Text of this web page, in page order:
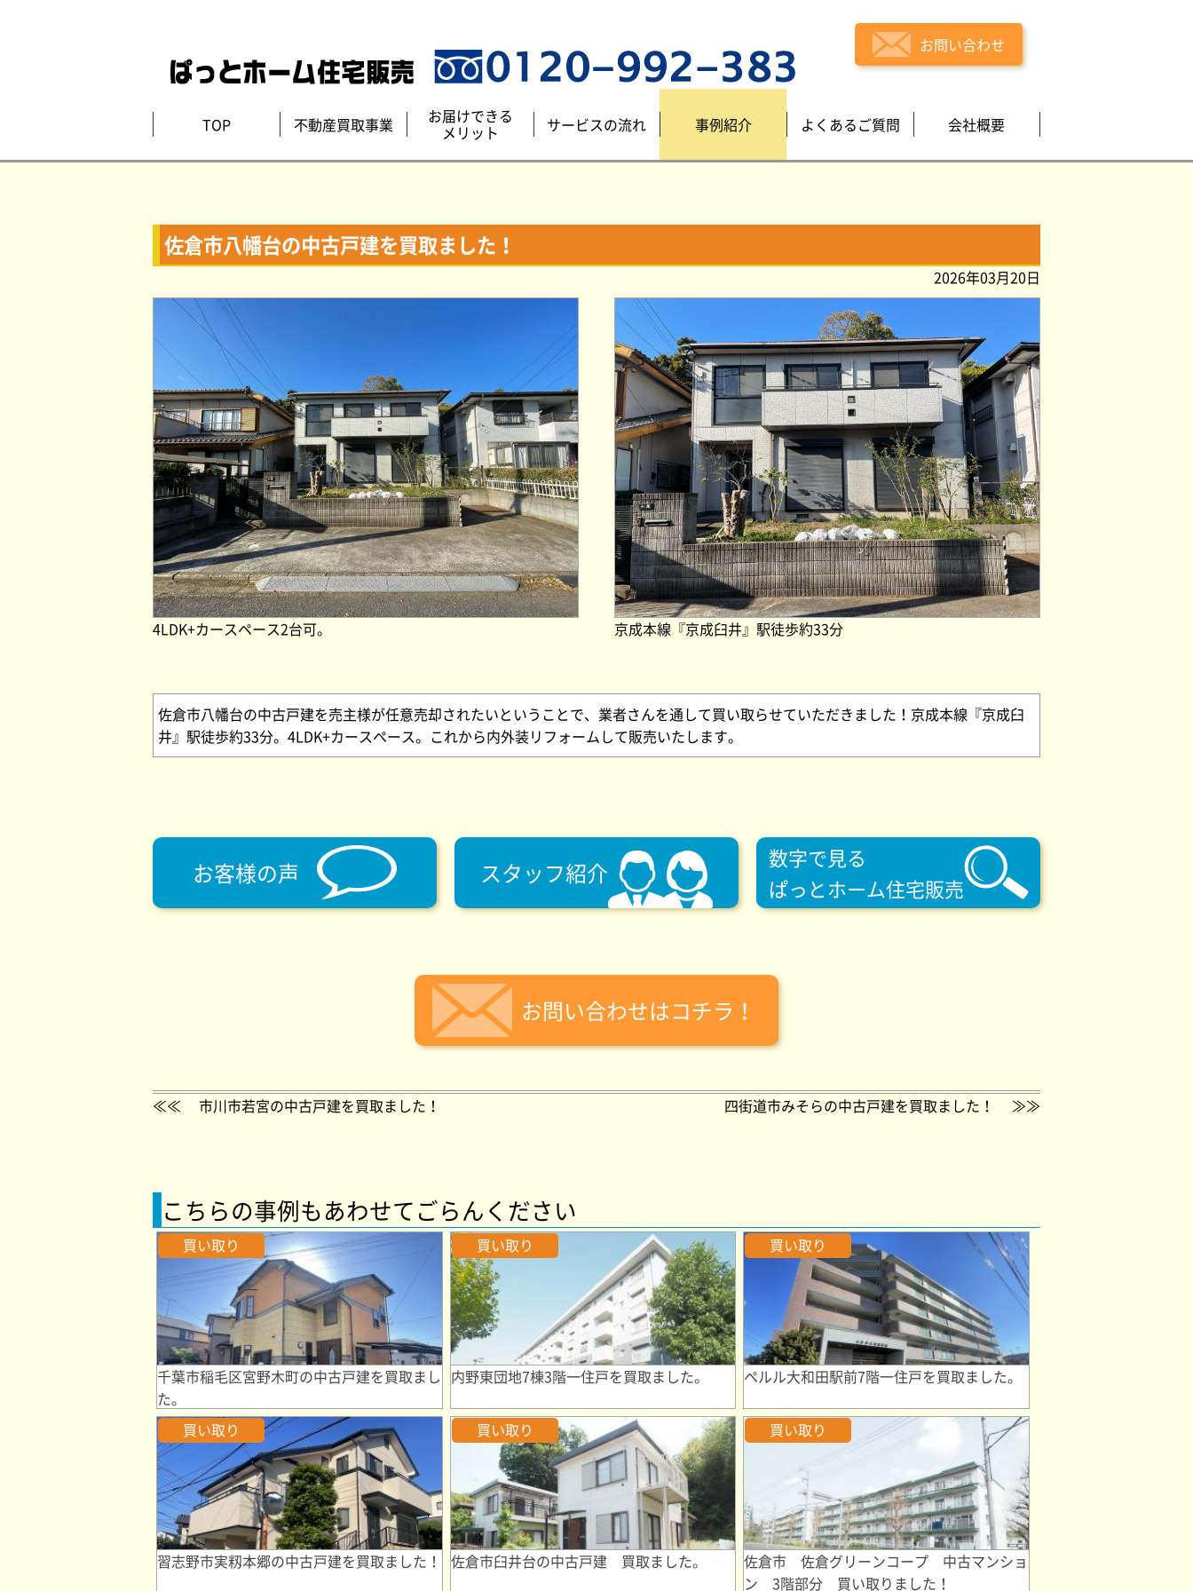
お問い合わせ
TOP 不動産買取事業 お届けできる
メリット サービスの流れ 事例紹介 よくあるご質問 会社概要
佐倉市八幡台の中古戸建を買取ました！
2026年03月20日
4LDK+カースペース2台可。 京成本線『京成臼井』駅徒歩約33分
佐倉市八幡台の中古戸建を売主様が任意売却されたいということで、業者さんを通して買い取らせていただきました！京成本線『京成臼
井』駅徒歩約33分。4LDK+カースペース。これから内外装リフォームして販売いたします。
お客様の声 スタッフ紹介
数字で見る
ぱっとホーム住宅販売
お問い合わせはコチラ！
≪≪ 市川市若宮の中古戸建を買取ました！ 四街道市みそらの中古戸建を買取ました！ ≫≫
こちらの事例もあわせてごらんください
買い取り
千葉市稲毛区宮野木町の中古戸建を買取まし
た。
買い取り
内野東団地7棟3階一住戸を買取ました。
買い取り
ペルル大和田駅前7階一住戸を買取ました。
買い取り
習志野市実籾本郷の中古戸建を買取ました！
買い取り
佐倉市臼井台の中古戸建 買取ました。
買い取り
佐倉市 佐倉グリーンコープ 中古マンショ
ン 3階部分 買い取りました！